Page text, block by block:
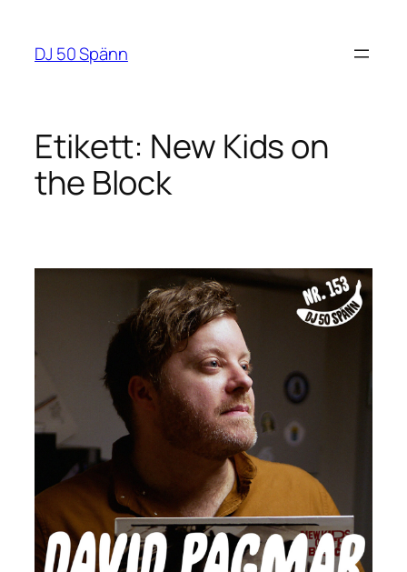
innehåll
DJ 50 Spänn
Etikett: New Kids on
the Block